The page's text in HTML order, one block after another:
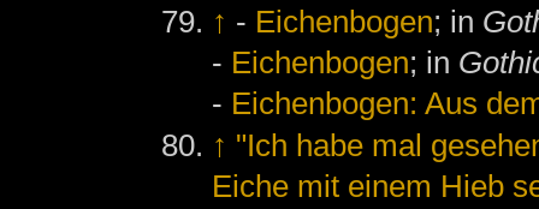
↑ - Eichenbogen; in
- Eichenbogen; in
- Eichenbogen: Aus
↑ "Ich habe mal
Eiche mit einem Hieb